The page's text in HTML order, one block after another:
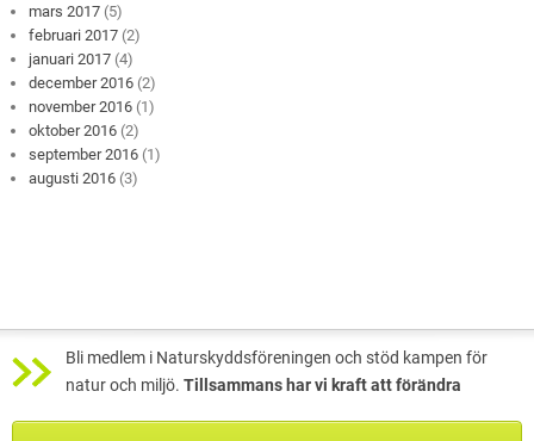
mars 2017 (5)
februari 2017 (2)
januari 2017 (4)
december 2016 (2)
november 2016 (1)
oktober 2016 (2)
september 2016 (1)
augusti 2016 (3)
Bli medlem i Naturskyddsföreningen och stöd kampen för
natur och miljö. Tillsammans har vi kraft att förändra